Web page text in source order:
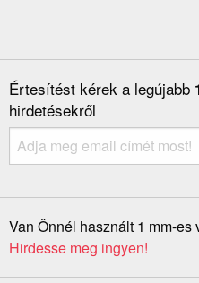
Értesítést kérek a legújabb
hirdetésekről
Van Önnél használt 1 mm-
Hirdesse meg ingyen!